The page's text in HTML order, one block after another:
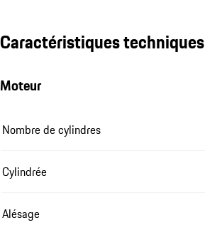
Caractéristiques techniques
Moteur
Nombre de cylindres
Cylindrée
Alésage